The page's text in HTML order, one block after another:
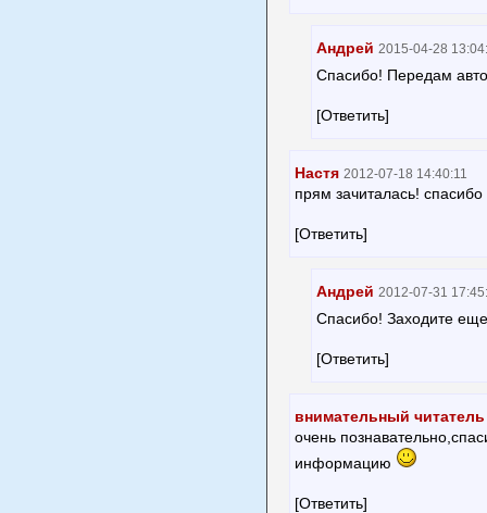
Андрей 2015-04-28
Спасибо! Передам
[Ответить]
Настя 2012-07-18 14:40:11
прям зачиталась! спасибо
[Ответить]
Андрей 2012-07-31
Спасибо! Заходите
[Ответить]
внимательный читатель
очень
информацию
[Ответить]